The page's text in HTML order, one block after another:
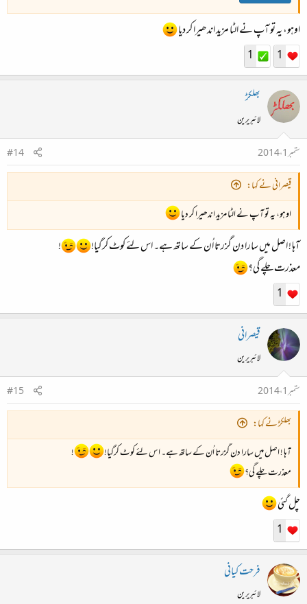
اوہو، یہ تو آپ نے الٹا مزید اندھیرا کر دیا
1
1
بھلکڑ
لائبریرین
ستمبر 1، 2014
#14
قیصرانی نے کہا:
اوہو، یہ تو آپ نے الٹا مزید اندھیرا کر دیا
آہا ! اصل میں سارا دن گزرتا اُن کے ساتھ ہے۔ اس لئے کوٹ کرگیا!
!
معذرت چلے گی؟
1
قیصرانی
لائبریرین
ستمبر 1، 2014
#15
بھلکڑ نے کہا:
آہا ! اصل میں سارا دن گزرتا اُن کے ساتھ ہے۔ اس لئے کوٹ کرگیا!
!
معذرت چلے گی؟
چل گئی
1
فرحت کیانی
لائبریرین